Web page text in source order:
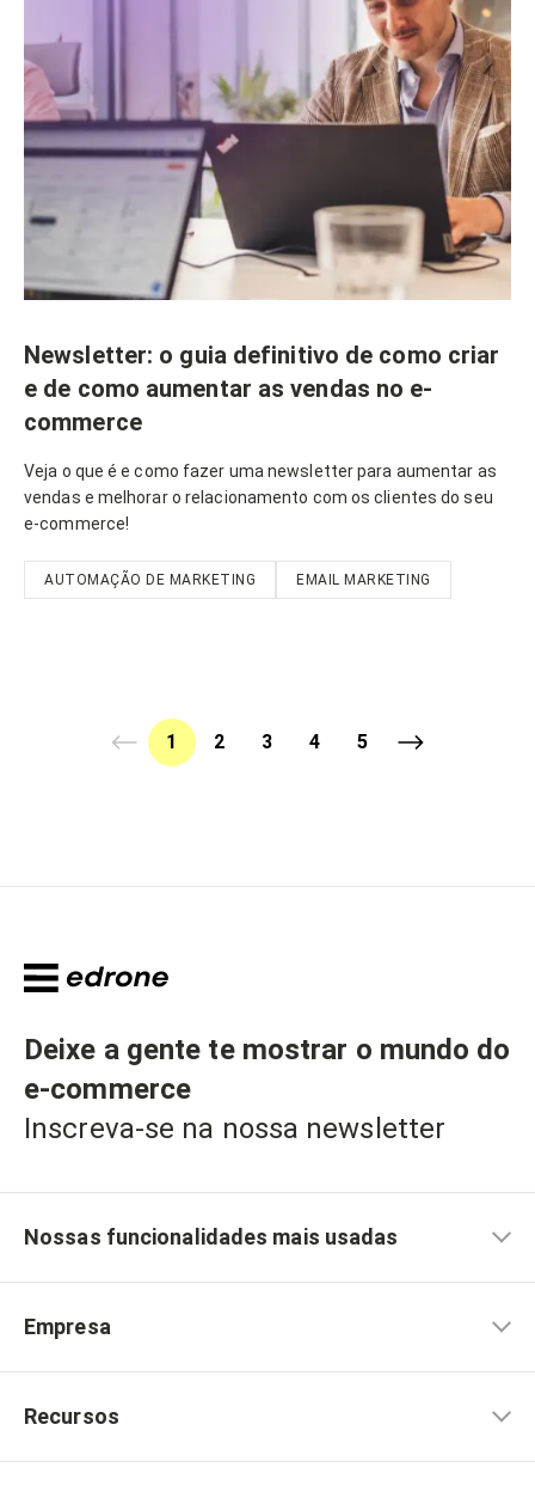
Newsletter: o guia definitivo de como criar
e de como aumentar as vendas no e-
commerce
Veja o que é e como fazer uma newsletter para aumentar as
vendas e melhorar o relacionamento com os clientes do seu
e-commerce!
AUTOMAÇÃO DE MARKETING EMAIL MARKETING
1 2 3 4 5
Deixe a gente te mostrar o mundo do
e-commerce
Inscreva-se na nossa newsletter
Nossas funcionalidades mais usadas
Empresa
Recursos